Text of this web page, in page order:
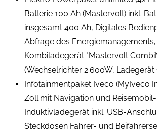
Batterie 100 Ah (Mastervolt) inkl.
insgesamt 400 Ah, Digitales
Abfrage des Energiemanagements,
Kombiladegerät "Mastervolt
(Wechselrichter 2.600W, Ladegerät
Infotainmentpaket Iveco (MyIveco
Zoll mit Navigation und
Induktivladegerät inkl. USB-
Steckdosen Fahrer- und